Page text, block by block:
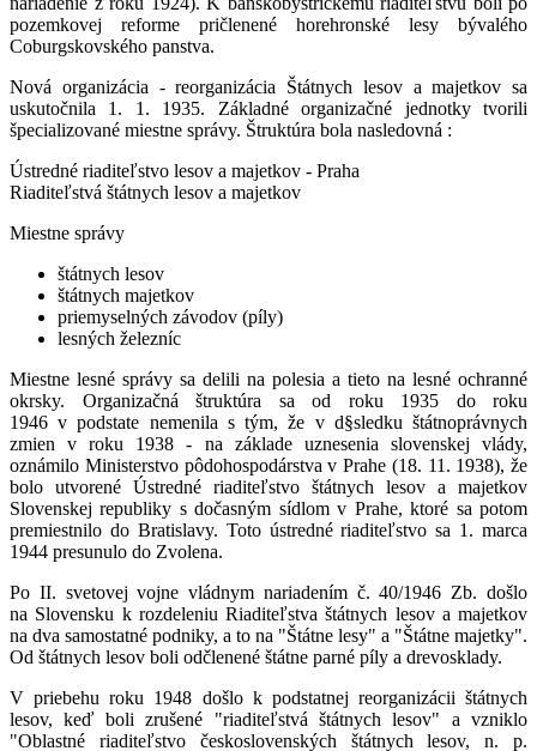
pozemkovej reforme pričlenené horehronské lesy bývalého
Coburgskovského panstva.
Nová organizácia - reorganizácia Štátnych lesov a majetkov sa
uskutočnila 1. 1. 1935. Základné organizačné jednotky tvorili
špecializované miestne správy. Štruktúra bola nasledovná :
Ústredné riaditeľstvo lesov a majetkov - Praha
Riaditeľstvá štátnych lesov a majetkov
Miestne správy
štátnych lesov
štátnych majetkov
priemyselných závodov (píly)
lesných železníc
Miestne lesné správy sa delili na polesia a tieto na lesné ochranné
okrsky. Organizačná štruktúra sa od roku 1935 do roku
1946 v podstate nemenila s tým, že v d§sledku štátnoprávnych
zmien v roku 1938 - na základe uznesenia slovenskej vlády,
oznámilo Ministerstvo pôdohospodárstva v Prahe (18. 11. 1938), že
bolo utvorené Ústredné riaditeľstvo štátnych lesov a majetkov
Slovenskej republiky s dočasným sídlom v Prahe, ktoré sa potom
premiestnilo do Bratislavy. Toto ústredné riaditeľstvo sa 1. marca
1944 presunulo do Zvolena.
Po II. svetovej vojne vládnym nariadením č. 40/1946 Zb. došlo
na Slovensku k rozdeleniu Riaditeľstva štátnych lesov a majetkov
na dva samostatné podniky, a to na "Štátne lesy" a "Štátne majetky".
Od štátnych lesov boli odčlenené štátne parné píly a drevosklady.
V priebehu roku 1948 došlo k podstatnej reorganizácii štátnych
lesov, keď boli zrušené "riaditeľstvá štátnych lesov" a vzniklo
"Oblastné riaditeľstvo československých štátnych lesov, n. p.